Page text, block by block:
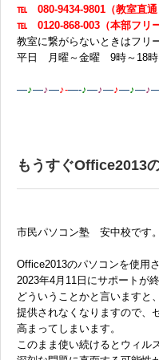
℡ 080-9434-9801（教室直通
℡ 0120-868-003（本部フリー
教室に繋がらないときはフリ
平日 月曜～金曜 9時～18
—♪—♪—♪-—-♪—♪—♪—♪—♪
もうすぐOffice2013
市民パソコン塾 安中校です。
Office2013のパソコンを使用
2023年4月11日にサポートが
どういうことかと言いますと
提供されなくなりますので、
高まってしまいます。
このまま使い続けるとウィル